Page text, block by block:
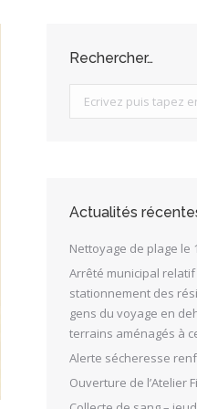
Rechercher…
Search:
Actualités
Nettoyage de plage le
Arrêté municipal relatif
stationnement des
gens du voyage en
terrains aménagés à
Alerte sécheresse
Ouverture de l’Atelier